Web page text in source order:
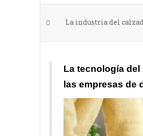
La industria del
La tecnología
las empresas